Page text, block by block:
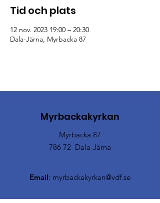
Tid och plats
12 nov. 2023 19:00 – 20:30
Dala-Järna, Myrbacka 87
Myrbackakyrkan
Myrbacka 87
786 72 Dala-Järna
Email: myrbackakyrkan@vdf.se